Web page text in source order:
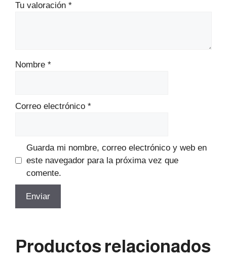
Tu valoración *
Nombre *
Correo electrónico *
Guarda mi nombre, correo electrónico y web en
este navegador para la próxima vez que
comente.
Productos relacionados